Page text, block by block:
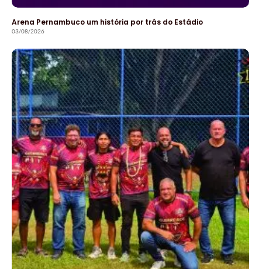
Arena Pernambuco um história por trás do Estádio
03/08/2026